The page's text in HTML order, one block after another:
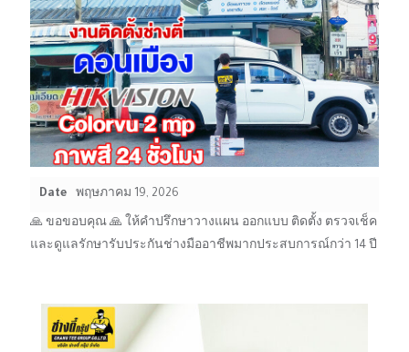
Date พฤษภาคม 19, 2026
🙏 ขอขอบคุณ 🙏 ให้คำปรึกษาวางแผน ออกแบบ ติดตั้ง ตรวจเช็ค
และดูแลรักษารับประกันช่างมืออาชีพมากประสบการณ์กว่า 14 ปี